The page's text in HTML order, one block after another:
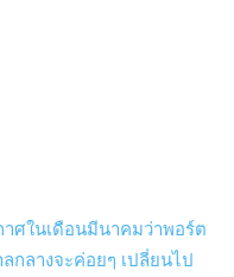
าศในเดือนมีนาคมว่าพอร์ต
กลางจะค่อยๆ เปลี่ยนไป